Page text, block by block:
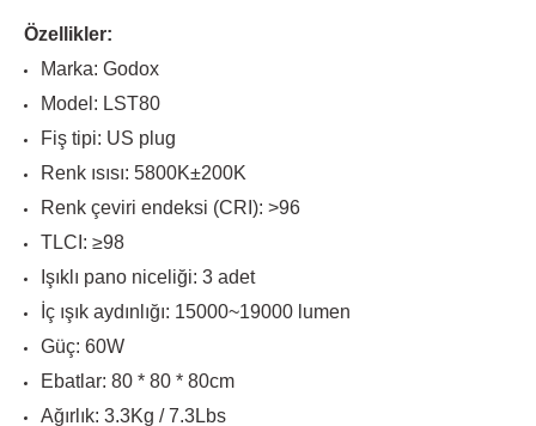
Özellikler:
Marka: Godox
Model: LST80
Fiş tipi: US plug
Renk ısısı: 5800K±200K
Renk çeviri endeksi (CRI): >96
TLCI: ≥98
Işıklı pano niceliği: 3 adet
İç ışık aydınlığı: 15000~19000 lumen
Güç: 60W
Ebatlar: 80 * 80 * 80cm
Ağırlık: 3.3Kg / 7.3Lbs